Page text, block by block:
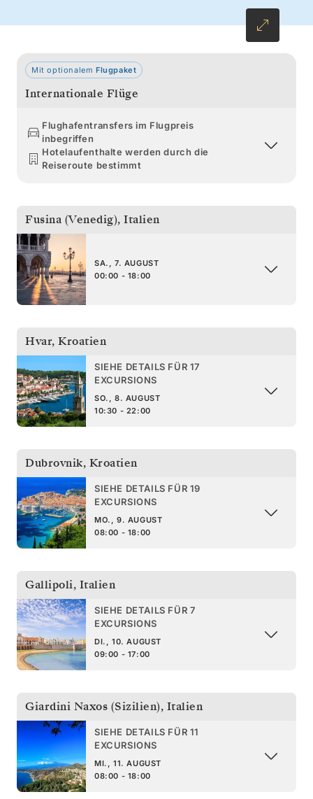
bevor Sie gemächlich nach Monte-Carlo
weiterfahren.
Mit optionalem Flugpaket
Internationale Flüge
Flughafentransfers im Flugpreis
inbegriffen
Hotelaufenthalte werden durch die
Reiseroute bestimmt
Fusina (Venedig), Italien
SA., 7. AUGUST
00:00 - 18:00
Hvar, Kroatien
SIEHE DETAILS FÜR 17
EXCURSIONS
SO., 8. AUGUST
10:30 - 22:00
Dubrovnik, Kroatien
SIEHE DETAILS FÜR 19
EXCURSIONS
MO., 9. AUGUST
08:00 - 18:00
Gallipoli, Italien
SIEHE DETAILS FÜR 7
EXCURSIONS
DI., 10. AUGUST
09:00 - 17:00
Giardini Naxos (Sizilien), Italien
SIEHE DETAILS FÜR 11
EXCURSIONS
MI., 11. AUGUST
08:00 - 18:00